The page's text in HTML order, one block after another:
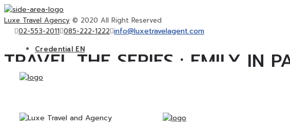
Luxe Travel Agency © 2020 All Right Reserved
02-553-2011 085-222-1222 info@luxetravelagent.com
Credential EN
CORPORATE GROUP and INCENTIVE
PRIVATE TOUR
TRAVEL
FOOD
Europe
TRAVEL THE SERIES : EMILY IN